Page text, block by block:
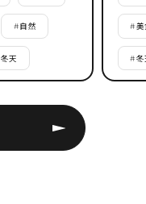
#自然
冬天
#美
#冬